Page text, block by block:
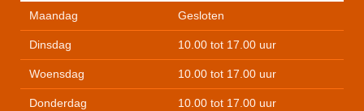
Maandag Gesloten
Dinsdag 10.00 tot 17.00 uur
Woensdag 10.00 tot 17.00 uur
Donderdag 10.00 tot 17.00 uur